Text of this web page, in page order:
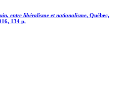
entre libéralisme et nationalisme, Québec,
134 p.